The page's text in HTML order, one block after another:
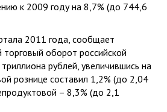
к 2009 году на 8,7% (до 744,6
2011 года, сообщает
оборот российской
рублей, увеличившись на
рознице составил 1,2% (до 2,04
– 8,3% (до 2,1